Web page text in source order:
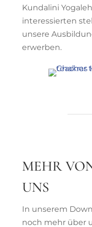
Kundalini
interessierten
unsere
erwerben.
MEHR
UNS
In unserem
noch mehr über